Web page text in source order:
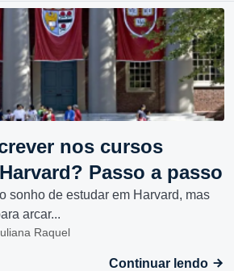
nos cursos
Passo a passo
sonho de estudar em Harvard, mas
arcar...
Raquel
Continuar lendo